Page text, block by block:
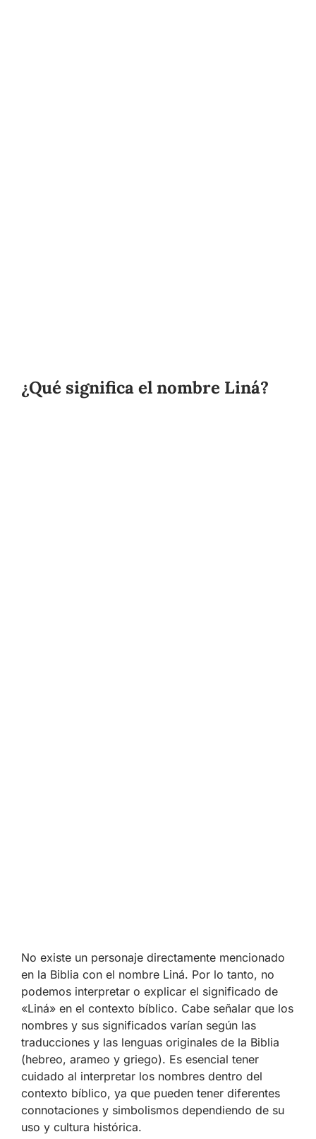
¿Qué significa el nombre Liná?
No existe un personaje directamente mencionado
en la Biblia con el nombre Liná. Por lo tanto, no
podemos interpretar o explicar el significado de
«Liná» en el contexto bíblico. Cabe señalar que los
nombres y sus significados varían según las
traducciones y las lenguas originales de la Biblia
(hebreo, arameo y griego). Es esencial tener
cuidado al interpretar los nombres dentro del
contexto bíblico, ya que pueden tener diferentes
connotaciones y simbolismos dependiendo de su
uso y cultura histórica.